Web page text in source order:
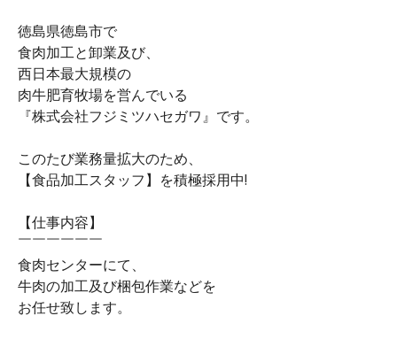
徳島県徳島市で
食肉加工と卸業及び、
西日本最大規模の
肉牛肥育牧場を営んでいる
『株式会社フジミツハセガワ』です。
このたび業務量拡大のため、
【食品加工スタッフ】を積極採用中!
【仕事内容】
￣￣￣￣￣￣
食肉センターにて、
牛肉の加工及び梱包作業などを
お任せ致します。